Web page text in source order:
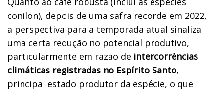
conilon), depois de uma safra recorde em 2022,
a perspectiva para a temporada atual sinaliza
uma certa redução no potencial produtivo,
particularmente em razão de intercorrências
climáticas registradas no Espírito Santo,
principal estado produtor da espécie, o que